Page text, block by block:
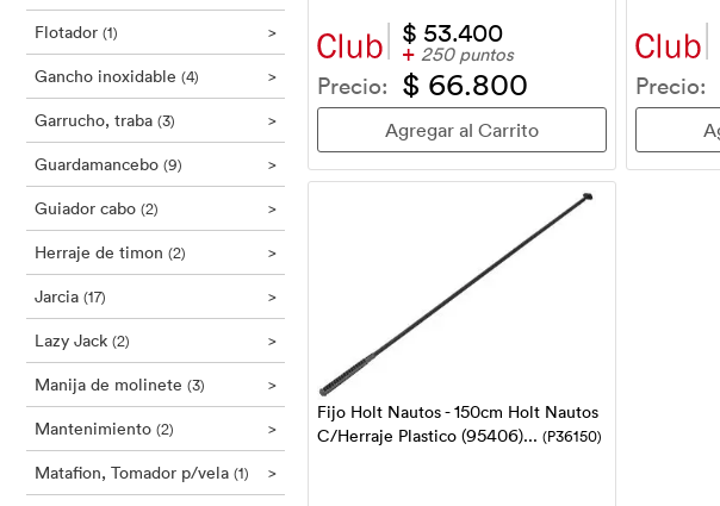
>
Flotador (1)
>
Gancho inoxidable (4)
>
Garrucho, traba (3)
>
Guardamancebo (9)
>
Guiador cabo (2)
>
Herraje de timon (2)
>
Jarcia (17)
>
Lazy Jack (2)
>
Manija de molinete (3)
>
Mantenimiento (2)
>
Matafion, Tomador p/vela (1)
$ 53.400
+ 250 puntos
Precio: $ 66.800 Precio:
Fijo Holt Nautos - 150cm Holt Nautos
C/Herraje Plastico (95406)... (P36150)